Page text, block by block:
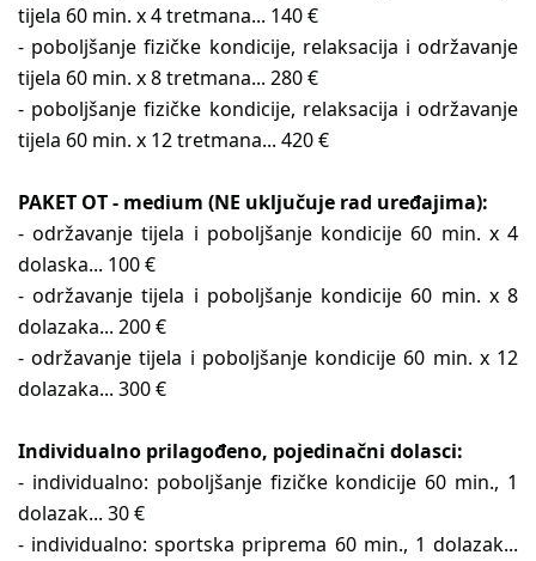
tijela 60 min. x 4 tretmana... 140 €
- poboljšanje fizičke kondicije, relaksacija i održavanje
tijela 60 min. x 8 tretmana... 280 €
- poboljšanje fizičke kondicije, relaksacija i održavanje
tijela 60 min. x 12 tretmana... 420 €
PAKET OT - medium (NE uključuje rad uređajima):
- održavanje tijela i poboljšanje kondicije 60 min. x 4
dolaska... 100 €
- održavanje tijela i poboljšanje kondicije 60 min. x 8
dolazaka... 200 €
- održavanje tijela i poboljšanje kondicije 60 min. x 12
dolazaka... 300 €
Individualno prilagođeno, pojedinačni dolasci:
- individualno: poboljšanje fizičke kondicije 60 min., 1
dolazak... 30 €
- individualno: sportska priprema 60 min., 1 dolazak...